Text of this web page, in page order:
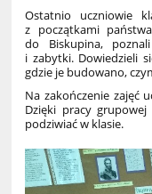
Ostatnio uczniowie
z początkami
do Biskupina,
i zabytki. Dowiedzieli
gdzie je budowano,
Na zakończenie zajęć
Dzięki pracy
podziwiać w klasie.